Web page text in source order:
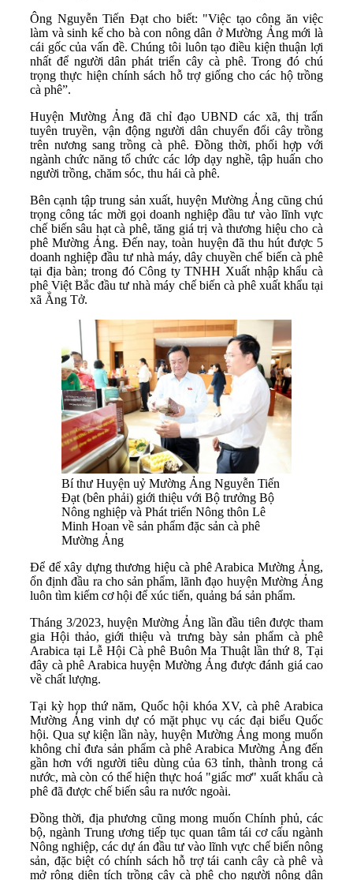
Ông Nguyễn Tiến Đạt cho biết: "Việc tạo công ăn việc
làm và sinh kế cho bà con nông dân ở Mường Ảng mới là
cái gốc của vấn đề. Chúng tôi luôn tạo điều kiện thuận lợi
nhất để người dân phát triển cây cà phê. Trong đó chú
trọng thực hiện chính sách hỗ trợ giống cho các hộ trồng
cà phê”.
Huyện Mường Ảng đã chỉ đạo UBND các xã, thị trấn
tuyên truyền, vận động người dân chuyển đổi cây trồng
trên nương sang trồng cà phê. Đồng thời, phối hợp với
ngành chức năng tổ chức các lớp dạy nghề, tập huấn cho
người trồng, chăm sóc, thu hái cà phê.
Bên cạnh tập trung sản xuất, huyện Mường Ảng cũng chú
trọng công tác mời gọi doanh nghiệp đầu tư vào lĩnh vực
chế biến sâu hạt cà phê, tăng giá trị và thương hiệu cho cà
phê Mường Ảng. Đến nay, toàn huyện đã thu hút được 5
doanh nghiệp đầu tư nhà máy, dây chuyền chế biến cà phê
tại địa bàn; trong đó Công ty TNHH Xuất nhập khẩu cà
phê Việt Bắc đầu tư nhà máy chế biến cà phê xuất khẩu tại
xã Ẳng Tở.
Bí thư Huyện uỷ Mường Ảng Nguyễn Tiến
Đạt (bên phải) giới thiệu với Bộ trưởng Bộ
Nông nghiệp và Phát triển Nông thôn Lê
Minh Hoan về sản phẩm đặc sản cà phê
Mường Ảng
Để để xây dựng thương hiệu cà phê Arabica Mường Ảng,
ổn định đầu ra cho sản phẩm, lãnh đạo huyện Mường Ảng
luôn tìm kiếm cơ hội để xúc tiến, quảng bá sản phẩm.
Tháng 3/2023, huyện Mường Ảng lần đầu tiên được tham
gia Hội thảo, giới thiệu và trưng bày sản phẩm cà phê
Arabica tại Lễ Hội Cà phê Buôn Ma Thuật lần thứ 8, Tại
đây cà phê Arabica huyện Mường Ảng được đánh giá cao
về chất lượng.
Tại kỳ họp thứ năm, Quốc hội khóa XV, cà phê Arabica
Mường Ảng vinh dự có mặt phục vụ các đại biểu Quốc
hội. Qua sự kiện lần này, huyện Mường Ảng mong muốn
không chỉ đưa sản phẩm cà phê Arabica Mường Ảng đến
gần hơn với người tiêu dùng của 63 tỉnh, thành trong cả
nước, mà còn có thể hiện thực hoá "giấc mơ" xuất khẩu cà
phê đã được chế biến sâu ra nước ngoài.
Đồng thời, địa phương cũng mong muốn Chính phủ, các
bộ, ngành Trung ương tiếp tục quan tâm tái cơ cấu ngành
Nông nghiệp, các dự án đầu tư vào lĩnh vực chế biến nông
sản, đặc biệt có chính sách hỗ trợ tái canh cây cà phê và
mở rộng diện tích trồng cây cà phê cho người nông dân